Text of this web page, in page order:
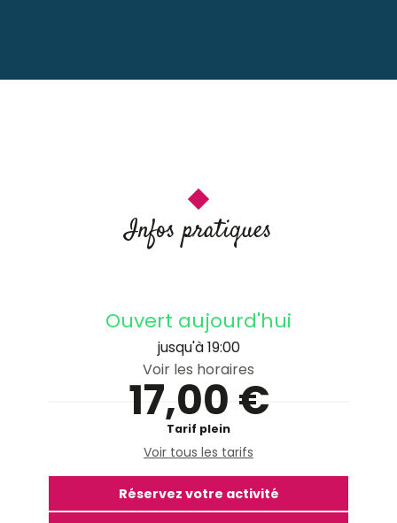
Infos pratiques
Ouvert aujourd'hui
jusqu'à 19:00
Voir les horaires
17,00 €
Tarif plein
Voir tous les tarifs
Réservez votre activité